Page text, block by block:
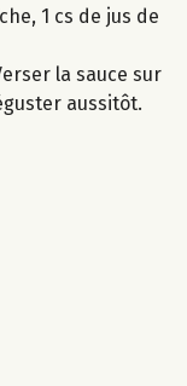
1 cs de jus de
la sauce sur
aussitôt.